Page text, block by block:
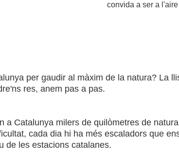
convida a ser a
per gaudir al màxim de la natura? La
res, anem pas a pas.
a Catalunya milers de quilòmetres de
cada dia hi ha més escaladors que
de les estacions catalanes.